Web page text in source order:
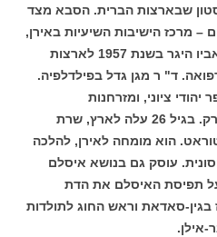
יליד בוסטון שבארצות הברית. הסבא מצד
– מרכז הישיבות השיעיות באירן,
המקום בו למד ולימד חומייני. אביו היגר בשנת 1957 לארצות
ד" ר מגן גדל בפילדלפיה.
ציוני, ומזרחנות
באוניברסיטת קולומביה בניו יורק. בגיל 26 עלה לארץ, שרת
הוא מומחה לאירן, להלכה
עוסק גם בנושא איסלם
תפיסת האיסלם את הדת
בגין-סאדאת וראש החוג לתולדות
אילן.